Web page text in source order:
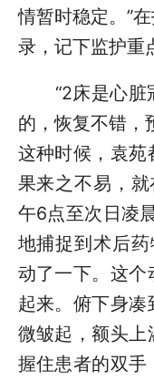
情暂时稳定。”
录，记下监护重
“2床是心脏
的，恢复不错，
这种时候，袁苑
果来之不易，
午6点至次日凌
地捕捉到术后
动了一下。这
起来。俯下身
微皱起，额头上
握住患者的双